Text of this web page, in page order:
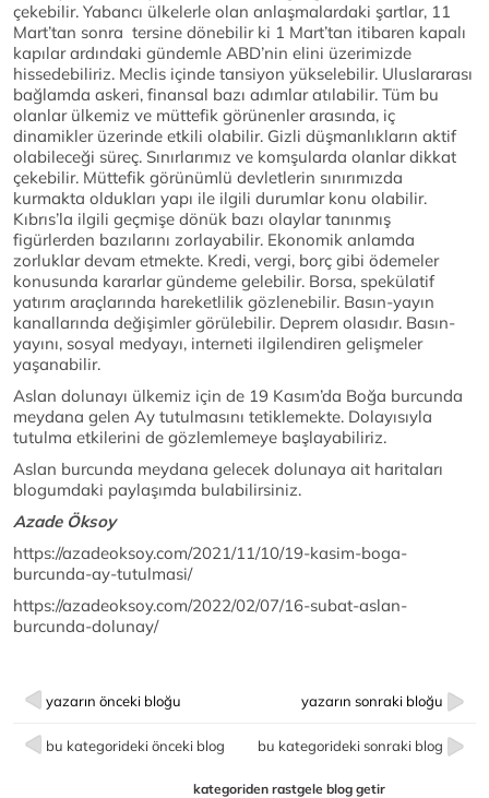
çekebilir. Yabancı ülkelerle olan anlaşmalardaki şartlar, 11
Mart’tan sonra tersine dönebilir ki 1 Mart’tan itibaren kapalı
kapılar ardındaki gündemle ABD’nin elini üzerimizde
hissedebiliriz. Meclis içinde tansiyon yükselebilir. Uluslararası
bağlamda askeri, finansal bazı adımlar atılabilir. Tüm bu
olanlar ülkemiz ve müttefik görünenler arasında, iç
dinamikler üzerinde etkili olabilir. Gizli düşmanlıkların aktif
olabileceği süreç. Sınırlarımız ve komşularda olanlar dikkat
çekebilir. Müttefik görünümlü devletlerin sınırımızda
kurmakta oldukları yapı ile ilgili durumlar konu olabilir.
Kıbrıs’la ilgili geçmişe dönük bazı olaylar tanınmış
figürlerden bazılarını zorlayabilir. Ekonomik anlamda
zorluklar devam etmekte. Kredi, vergi, borç gibi ödemeler
konusunda kararlar gündeme gelebilir. Borsa, spekülatif
yatırım araçlarında hareketlilik gözlenebilir. Basın-yayın
kanallarında değişimler görülebilir. Deprem olasıdır. Basın-
yayını, sosyal medyayı, interneti ilgilendiren gelişmeler
yaşanabilir.
Aslan dolunayı ülkemiz için de 19 Kasım’da Boğa burcunda
meydana gelen Ay tutulmasını tetiklemekte. Dolayısıyla
tutulma etkilerini de gözlemlemeye başlayabiliriz.
Aslan burcunda meydana gelecek dolunaya ait haritaları
blogumdaki paylaşımda bulabilirsiniz.
Azade Öksoy
https://azadeoksoy.com/2021/11/10/19-kasim-boga-
burcunda-ay-tutulmasi/
https://azadeoksoy.com/2022/02/07/16-subat-aslan-
burcunda-dolunay/
yazarın önceki bloğu yazarın sonraki bloğu
bu kategorideki önceki blog bu kategorideki sonraki blog
kategoriden rastgele blog getir